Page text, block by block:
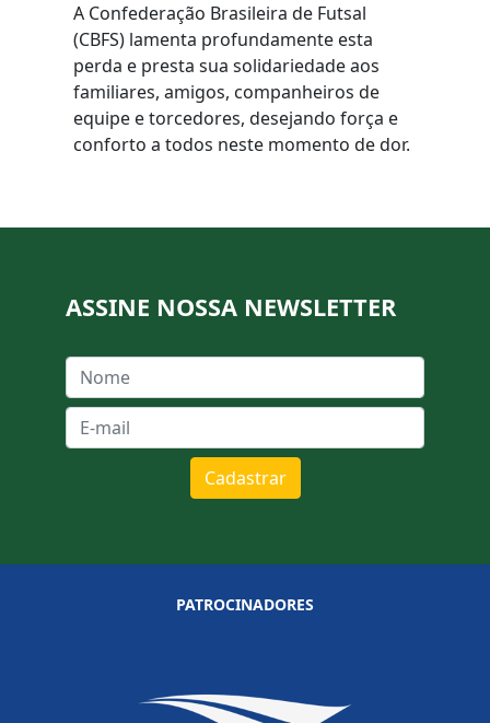
A Confederação Brasileira de Futsal
(CBFS) lamenta profundamente esta
perda e presta sua solidariedade aos
familiares, amigos, companheiros de
equipe e torcedores, desejando força e
conforto a todos neste momento de dor.
ASSINE NOSSA NEWSLETTER
Cadastrar
PATROCINADORES